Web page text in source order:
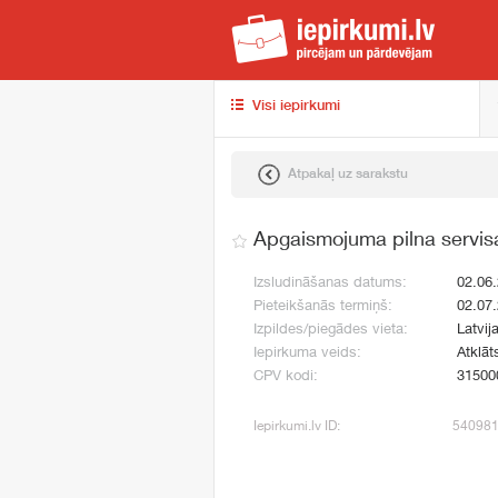
Visi iepirkumi
Atpakaļ uz sarakstu
Apgaismojuma pilna
Izsludināšanas datums:
Pieteikšanās termiņš:
Izpildes/piegādes vieta:
Iepirkuma veids:
CPV kodi:
Iepirkumi.lv ID: